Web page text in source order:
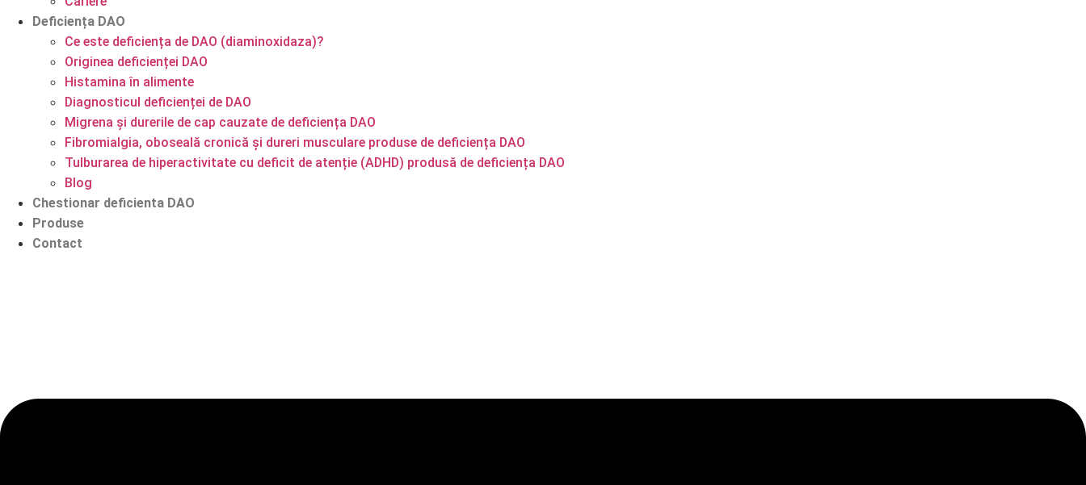
Deficiența DAO
Ce este deficiența de DAO (diaminoxidaza)?
Originea deficienței DAO
Histamina în alimente
Diagnosticul deficienței de DAO
Migrena și durerile de cap cauzate de deficiența DAO
Fibromialgia, oboseală cronică și dureri musculare produse de deficiența DAO
Tulburarea de hiperactivitate cu deficit de atenție (ADHD) produsă de deficiența DAO
Blog
Chestionar deficienta DAO
Produse
Contact